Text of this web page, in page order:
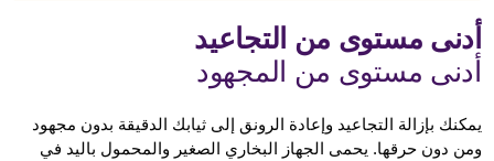
أدنى مستوى من التجاعيد
أدنى مستوى من المجهود
يمكنك بإزالة التجاعيد وإعادة الرونق إلى ثيابك الدقيقة بدون مجهود
ومن دون حرقها. يحمى الجهاز البخاري الصغير والمحمول باليد في